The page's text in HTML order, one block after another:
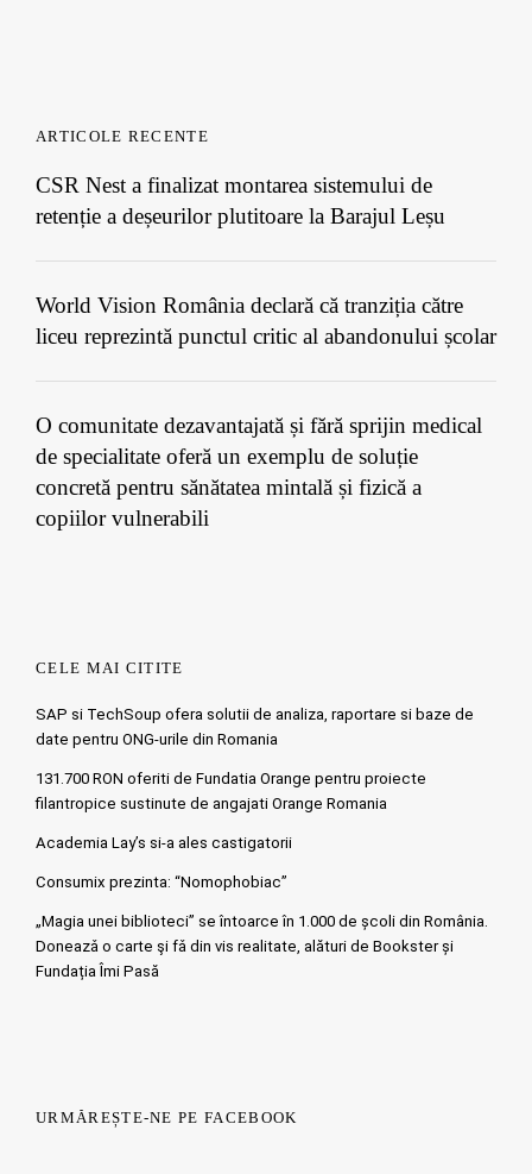
ARTICOLE RECENTE
CSR Nest a finalizat montarea sistemului de
retenție a deșeurilor plutitoare la Barajul Leșu
World Vision România declară că tranziția către
liceu reprezintă punctul critic al abandonului școlar
O comunitate dezavantajată și fără sprijin medical
de specialitate oferă un exemplu de soluție
concretă pentru sănătatea mintală și fizică a
copiilor vulnerabili
CELE MAI CITITE
SAP si TechSoup ofera solutii de analiza, raportare si baze de
date pentru ONG-urile din Romania
131.700 RON oferiti de Fundatia Orange pentru proiecte
filantropice sustinute de angajati Orange Romania
Academia Lay’s si-a ales castigatorii
Consumix prezinta: “Nomophobiac”
„Magia unei biblioteci” se întoarce în 1.000 de școli din România.
Doneazǎ o carte şi fǎ din vis realitate, alături de Bookster și
Fundația Îmi Pasă
URMĂREȘTE-NE PE FACEBOOK